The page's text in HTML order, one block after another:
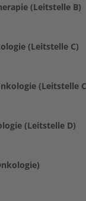
(Leitstelle B)
(Leitstelle C)
(Leitstelle
(Leitstelle D)